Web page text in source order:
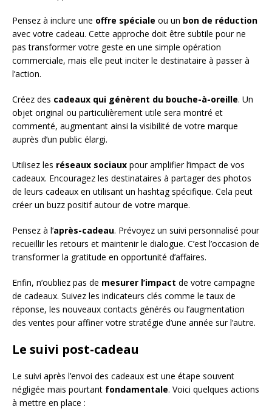
Pensez à inclure une offre spéciale ou un bon de réduction
avec votre cadeau. Cette approche doit être subtile pour ne
pas transformer votre geste en une simple opération
commerciale, mais elle peut inciter le destinataire à passer à
l’action.
Créez des cadeaux qui génèrent du bouche-à-oreille. Un
objet original ou particulièrement utile sera montré et
commenté, augmentant ainsi la visibilité de votre marque
auprès d’un public élargi.
Utilisez les réseaux sociaux pour amplifier l’impact de vos
cadeaux. Encouragez les destinataires à partager des photos
de leurs cadeaux en utilisant un hashtag spécifique. Cela peut
créer un buzz positif autour de votre marque.
Pensez à l’après-cadeau. Prévoyez un suivi personnalisé pour
recueillir les retours et maintenir le dialogue. C’est l’occasion de
transformer la gratitude en opportunité d’affaires.
Enfin, n’oubliez pas de mesurer l’impact de votre campagne
de cadeaux. Suivez les indicateurs clés comme le taux de
réponse, les nouveaux contacts générés ou l’augmentation
des ventes pour affiner votre stratégie d’une année sur l’autre.
Le suivi post-cadeau
Le suivi après l’envoi des cadeaux est une étape souvent
négligée mais pourtant fondamentale. Voici quelques actions
à mettre en place :